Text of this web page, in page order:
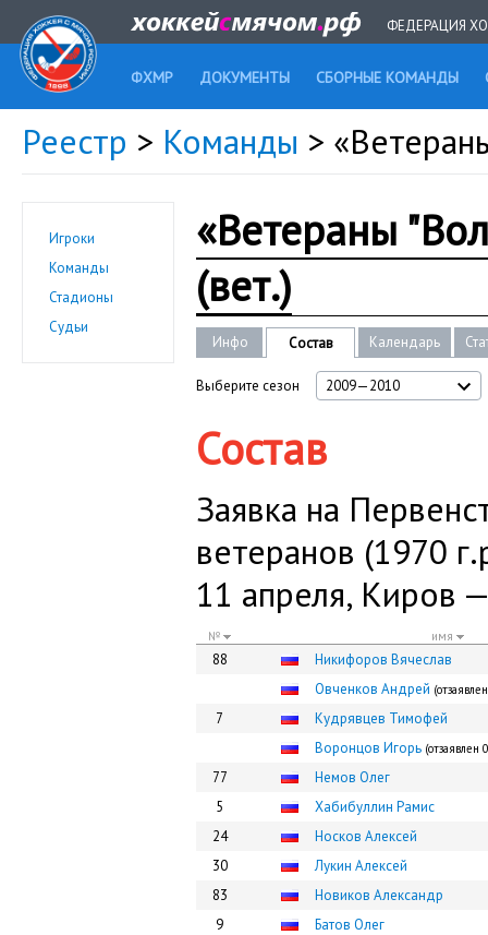
ФЕДЕРАЦИЯ
ФХМР ДОКУМЕНТЫ СБОРНЫЕ КОМАНДЫ
Реестр > Команды >
Игроки
Команды
Стадионы
Судьи
«Ветераны
(вет.)
Инфо Состав Календарь
Выберите сезон 2009—2010
Состав
Заявка на
ветеранов (1970
11 апреля, Киров
№ имя
88
Никифоров Вячеслав
Овченков Андрей
7
Кудрявцев Тимофей
Воронцов Игорь (отзаявлен
77
Немов Олег
5
Хабибуллин Рамис
24
Носков Алексей
30
Лукин Алексей
83
Новиков Александр
9
Батов Олег